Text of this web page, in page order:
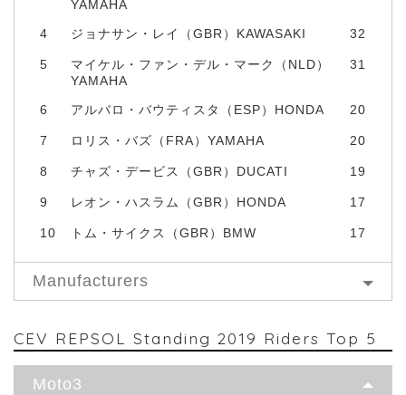
YAMAHA
4
ジョナサン・レイ（GBR）KAWASAKI 32
5
マイケル・ファン・デル・マーク（NLD）
YAMAHA
31
6 アルバロ・バウティスタ（ESP）HONDA 20
7 ロリス・バズ（FRA）YAMAHA 20
8 チャズ・デービス（GBR）DUCATI 19
9 レオン・ハスラム（GBR）HONDA 17
10 トム・サイクス（GBR）BMW 17
Manufacturers
CEV REPSOL Standing 2019 Riders Top 5
Moto3